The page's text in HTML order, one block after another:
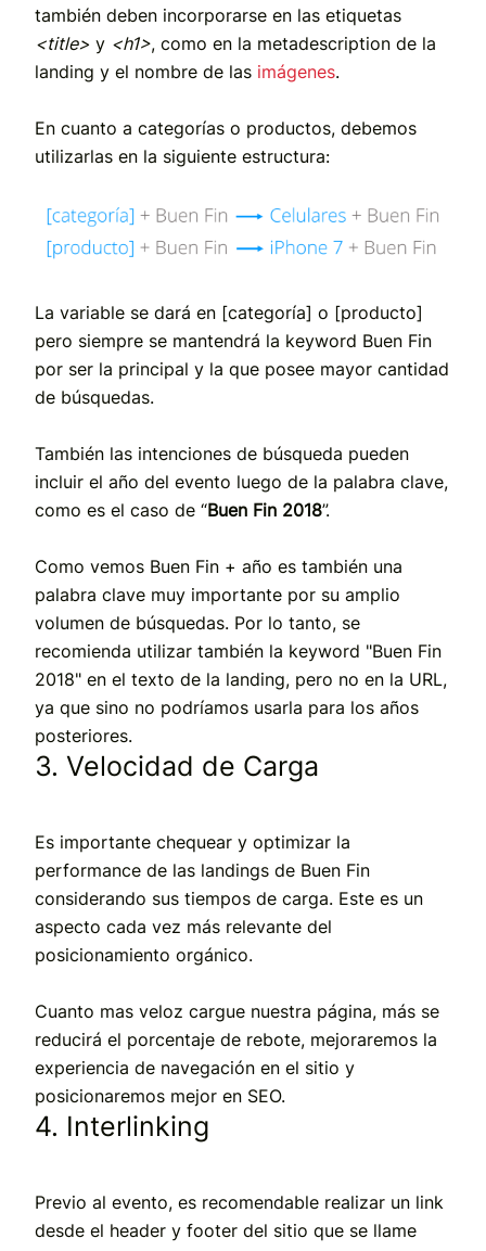
también deben incorporarse en las etiquetas
<title> y <h1>, como en la metadescription de la
landing y el nombre de las imágenes.
En cuanto a categorías o productos, debemos
utilizarlas en la siguiente estructura:
La variable se dará en [categoría] o [producto]
pero siempre se mantendrá la keyword Buen Fin
por ser la principal y la que posee mayor cantidad
de búsquedas.
También las intenciones de búsqueda pueden
incluir el año del evento luego de la palabra clave,
como es el caso de “Buen Fin 2018”.
Como vemos Buen Fin + año es también una
palabra clave muy importante por su amplio
volumen de búsquedas. Por lo tanto, se
recomienda utilizar también la keyword "Buen Fin
2018" en el texto de la landing, pero no en la URL,
ya que sino no podríamos usarla para los años
posteriores.
3. Velocidad de Carga
Es importante chequear y optimizar la
performance de las landings de Buen Fin
considerando sus tiempos de carga. Este es un
aspecto cada vez más relevante del
posicionamiento orgánico.
Cuanto mas veloz cargue nuestra página, más se
reducirá el porcentaje de rebote, mejoraremos la
experiencia de navegación en el sitio y
posicionaremos mejor en SEO.
4. Interlinking
Previo al evento, es recomendable realizar un link
desde el header y footer del sitio que se llame